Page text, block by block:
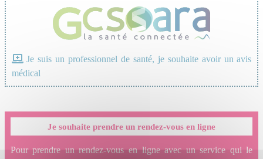
Je suis un professionnel de santé, je souhaite avoir un avis
médical
Je souhaite prendre un rendez-vous en ligne
Pour prendre un rendez-vous en ligne avec un service qui le